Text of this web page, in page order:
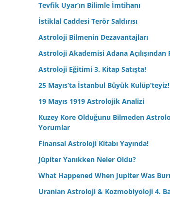
Tevfik Uyar’ın Bilimle İmtihanı
İstiklal Caddesi Terör Saldırısı
Astroloji Bilmenin Dezavantajları
Astroloji Akademisi Adana
Astroloji Eğitimi 3. Kitap Satışta!
25 Mayıs’ta İstanbul Büyük Kulüp’teyiz!
19 Mayıs 1919 Astrolojik Analizi
Kuzey Kore Olduğunu Bilmeden
Yorumlar
Finansal Astroloji Kitabı Yayında!
Jüpiter Yanıkken Neler Oldu?
What Happened When Jupiter Was
Uranian Astroloji & Kozmobiyoloji 4.